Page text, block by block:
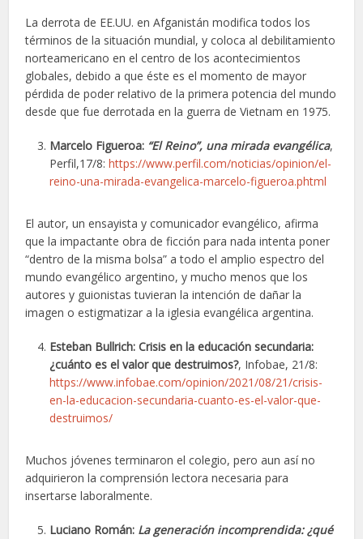
La derrota de EE.UU. en Afganistán modifica todos los
términos de la situación mundial, y coloca al debilitamiento
norteamericano en el centro de los acontecimientos
globales, debido a que éste es el momento de mayor
pérdida de poder relativo de la primera potencia del mundo
desde que fue derrotada en la guerra de Vietnam en 1975.
Marcelo Figueroa: “El Reino”, una mirada evangélica,
Perfil,17/8:https://www.perfil.com/noticias/opinion/el-
reino-una-mirada-evangelica-marcelo-figueroa.phtml
El autor, un ensayista y comunicador evangélico, afirma
que la impactante obra de ficción para nada intenta poner
“dentro de la misma bolsa” a todo el amplio espectro del
mundo evangélico argentino, y mucho menos que los
autores y guionistas tuvieran la intención de dañar la
imagen o estigmatizar a la iglesia evangélica argentina.
Esteban Bullrich: Crisis en la educación secundaria:
¿cuánto es el valor que destruimos?, Infobae, 21/8:
https://www.infobae.com/opinion/2021/08/21/crisis-
en-la-educacion-secundaria-cuanto-es-el-valor-que-
destruimos/
Muchos jóvenes terminaron el colegio, pero aun así no
adquirieron la comprensión lectora necesaria para
insertarse laboralmente.
Luciano Román: La generación incomprendida: ¿qué